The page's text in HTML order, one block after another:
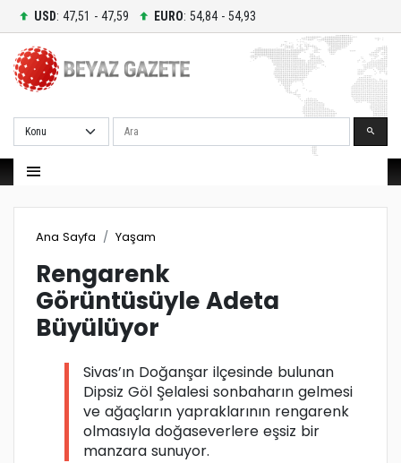
USD: 47,51 - 47,59 EURO: 54,84 - 54,93
Ara
Ana Sayfa Yaşam
Rengarenk
Görüntüsüyle Adeta
Büyülüyor
Sivas’ın Doğanşar ilçesinde bulunan
Dipsiz Göl Şelalesi sonbaharın gelmesi
ve ağaçların yapraklarının rengarenk
olmasıyla doğaseverlere eşsiz bir
manzara sunuyor.